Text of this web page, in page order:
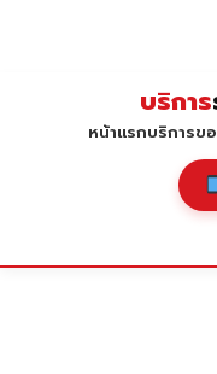
บริการ
หน้าแรกบริการขอ